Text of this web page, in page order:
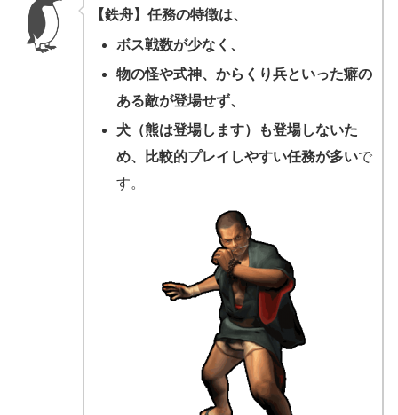
【鉄舟】任務の特徴は、
ボス戦数が少なく、
物の怪や式神、からくり兵といった癖の
ある敵が登場せず、
犬（熊は登場します）も登場しないた
め、比較的プレイしやすい任務が多いで
す。